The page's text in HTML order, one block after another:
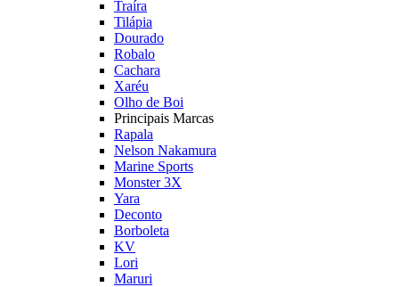
Traíra
Tilápia
Dourado
Robalo
Cachara
Xaréu
Olho de Boi
Principais Marcas
Rapala
Nelson Nakamura
Marine Sports
Monster 3X
Yara
Deconto
Borboleta
KV
Lori
Maruri